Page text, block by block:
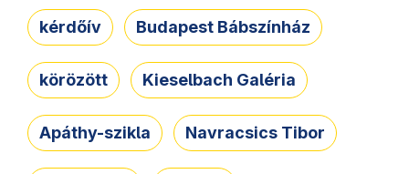
kérdőív Budapest Bábszínház
körözött Kieselbach Galéria
Apáthy-szikla Navracsics Tibor